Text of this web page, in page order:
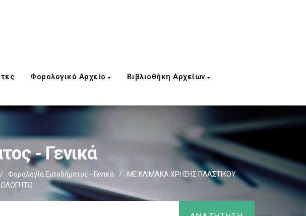
Φορολογικό Αρχείο Βιβλιοθήκη Αρχείων
- Γενικά
/ Φορολογία Εισοδήματος - Γενικά /
ΜΕ ΚΛΙΜΑΚΑ ΧΡΗΣΗΣ ΠΛΑΣΤΙΚΟΥ